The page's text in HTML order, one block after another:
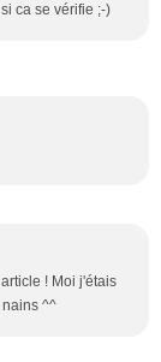
ca se vérifie ;-)
! Moi j'étais
^^